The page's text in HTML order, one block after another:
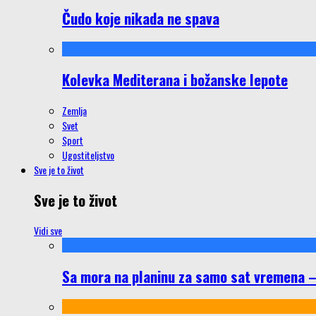
Čudo koje nikada ne spava
Kolevka Mediterana i božanske lepote
Zemlja
Svet
Sport
Ugostiteljstvo
Sve je to život
Sve je to život
Vidi sve
Sa mora na planinu za samo sat vremena